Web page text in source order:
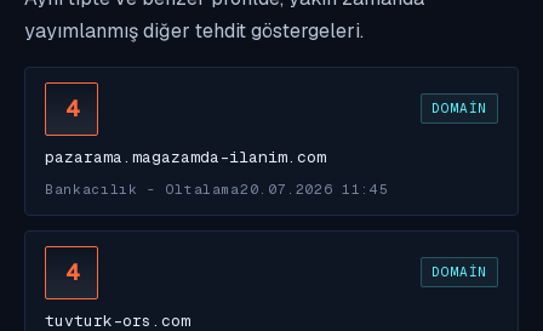
yayımlanmış diğer tehdit göstergeleri.
4 DOMAIN
pazarama.magazamda-ilanim.com
Bankacılık - Oltalama20.07.2026 11:45
4 DOMAIN
tuvturk-ors.com